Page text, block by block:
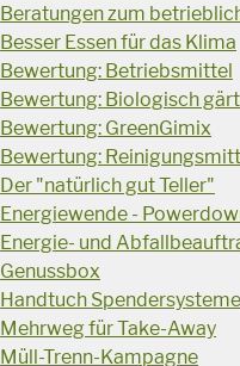
Beratungen zum
Besser Essen für das Klima
Bewertung: Betriebsmittel
Bewertung: Biologisch
Bewertung: GreenGimix
Bewertung:
Der "natürlich gut Teller"
Energiewende -
Energie- und
Genussbox
Handtuch Spendersysteme
Mehrweg für Take-Away
Müll-Trenn-Kampagne